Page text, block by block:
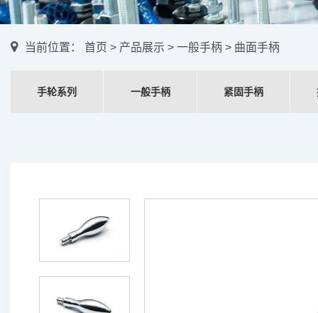
当前位置： 首页 > 产品展示 > 一般手柄 > 曲面手柄
手轮系列 一般手柄 紧固手柄